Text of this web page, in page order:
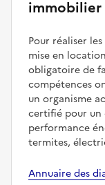
immobilier
Pour réaliser
mise en
obligatoire de
compétences
un organisme
certifié pour un
performance
termites,
Annuaire des